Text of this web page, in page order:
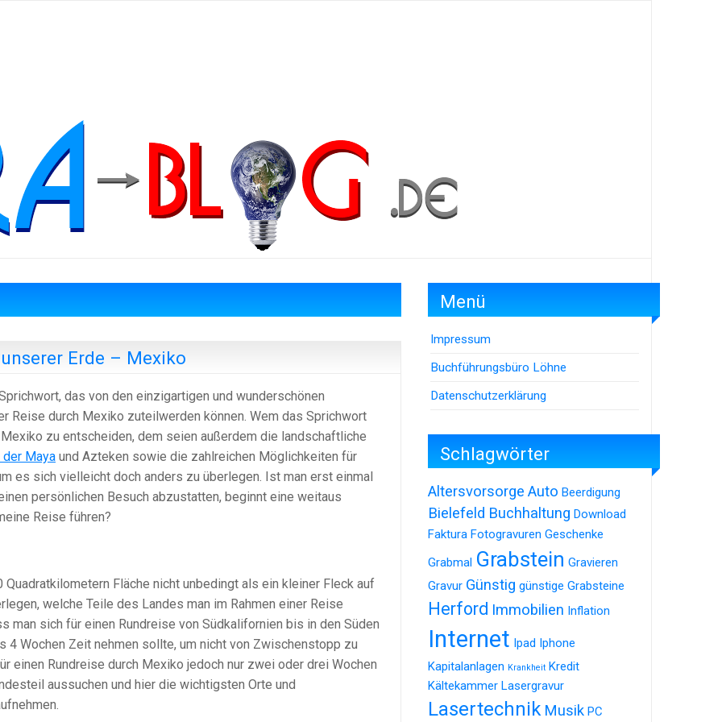
Erde – Mexiko
das von den einzigartigen und wunderschönen
Reise durch Mexiko zuteilwerden können. Wem das Sprichwort
zu entscheiden, dem seien außerdem die landschaftliche
Maya und Azteken sowie die zahlreichen Möglichkeiten für
es sich vielleicht doch anders zu überlegen. Ist man erst einmal
persönlichen Besuch abzustatten, beginnt eine weitaus
Reise führen?
Fläche nicht unbedingt als ein kleiner Fleck auf
welche Teile des Landes man im Rahmen einer Reise
man sich für einen Rundreise von Südkalifornien bis in den Süden
4 Wochen Zeit nehmen sollte, um nicht von Zwischenstopp zu
einen Rundreise durch Mexiko jedoch nur zwei oder drei Wochen
aussuchen und hier die wichtigsten Orte und
Menü
Impressum
Buchführungsbüro Löhne
Datenschutzerklärung
Schlagwörter
Altersvorsorge Auto Beerdigung
Bielefeld Buchhaltung Download
Faktura Fotogravuren Geschenke
Grabmal Grabstein Gravieren
Gravur Günstig günstige Grabsteine
Herford Immobilien Inflation
Internet Ipad Iphone
Kapitalanlagen Krankheit Kredit
Kältekammer Lasergravur
Lasertechnik Musik PC